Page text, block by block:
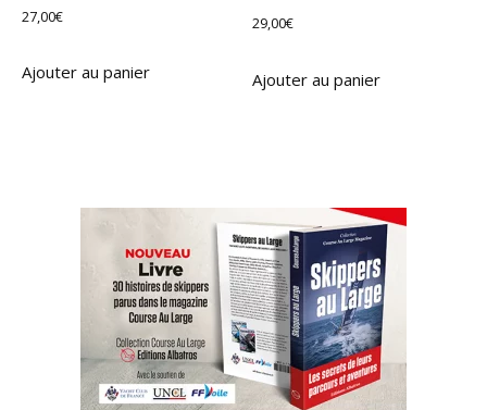
27,00€
Ajouter au panier
29,00€
Ajouter au panier